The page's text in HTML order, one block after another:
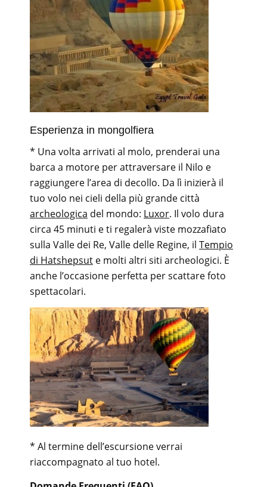
Esperienza in mongolfiera
* Una volta arrivati al molo, prenderai una
barca a motore per attraversare il Nilo e
raggiungere l’area di decollo. Da lì inizierà il
tuo volo nei cieli della più grande città
archeologica del mondo: Luxor. Il volo dura
circa 45 minuti e ti regalerà viste mozzafiato
sulla Valle dei Re, Valle delle Regine, il Tempio
di Hatshepsut e molti altri siti archeologici. È
anche l’occasione perfetta per scattare foto
spettacolari.
* Al termine dell’escursione verrai
riaccompagnato al tuo hotel.